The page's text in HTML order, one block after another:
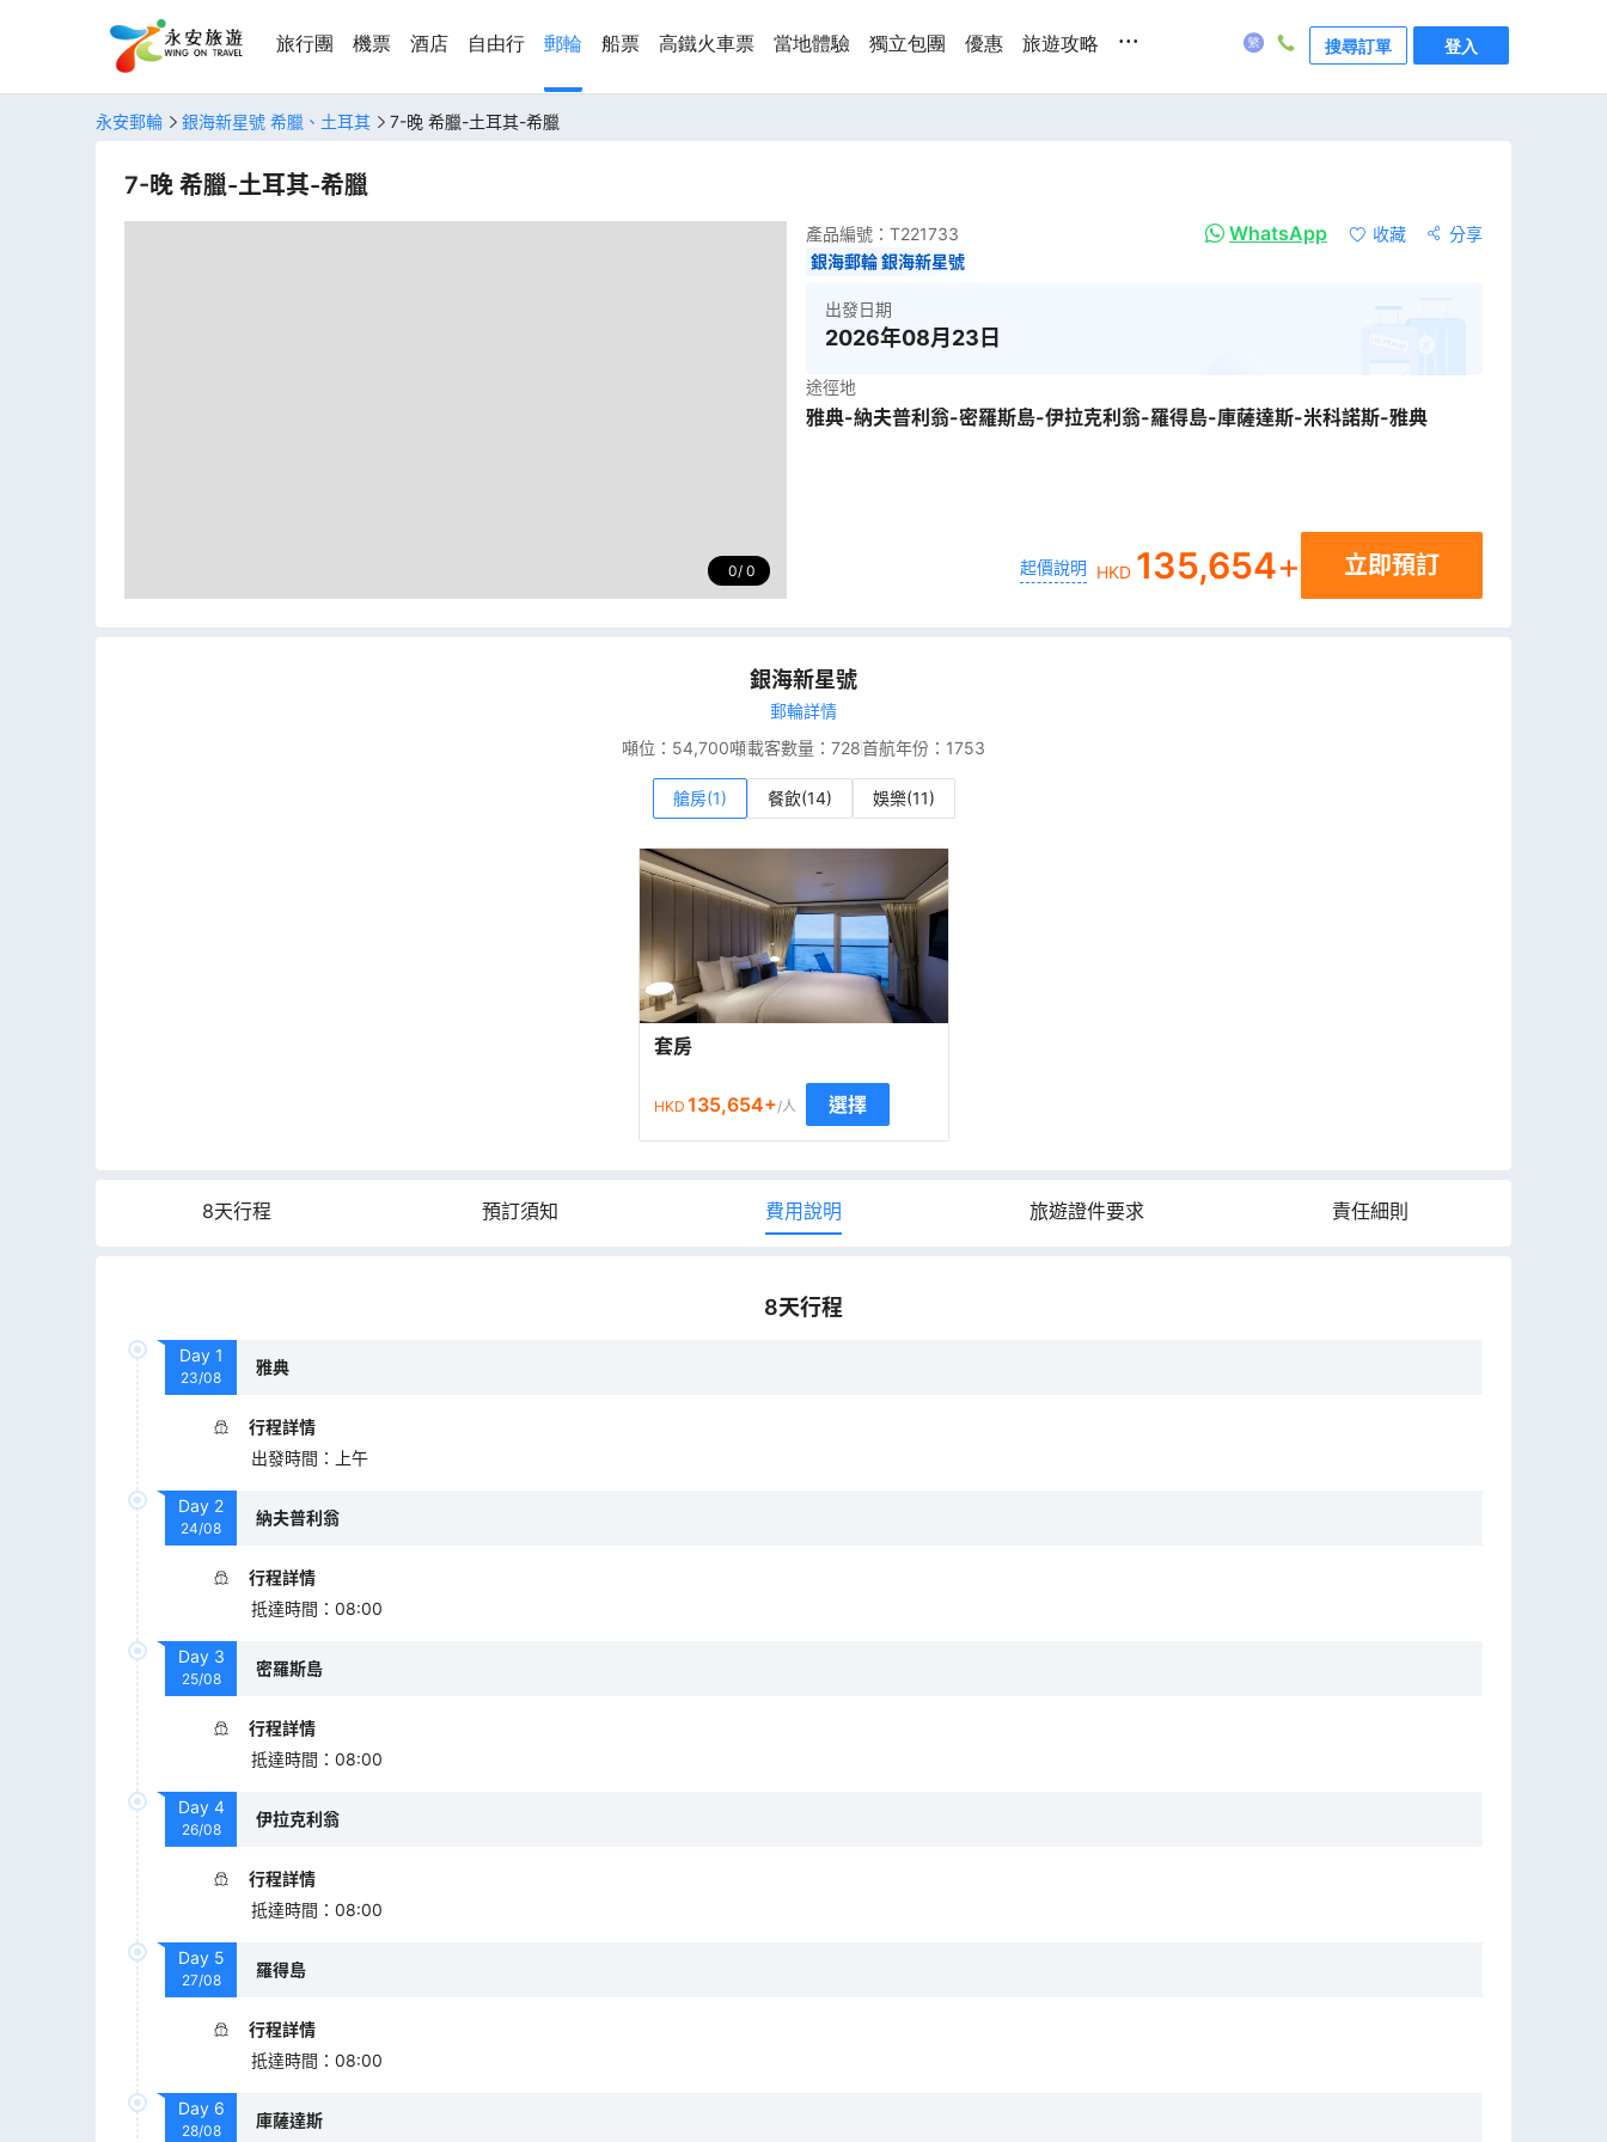
旅行團 機票 酒店 自由行 郵輪 船票 高鐵火車票 當地體驗 獨立包團 優惠 旅遊攻略 ... 搜尋訂單 登入
永安郵輪 銀海新星號 希臘、土耳其 7-晚 希臘-土耳其-希臘
7-晚 希臘-土耳其-希臘
0 0
產品編號：T221733 WhatsApp 收藏
分享
銀海郵輪 銀海新星號
出發日期
2026年08月23日
途徑地
雅典-納夫普利翁-密羅斯島-伊拉克利翁-羅得島-庫薩達斯-米科諾斯-雅典
起價說明 HKD 135,654+ 立即預訂
銀海新星號
郵輪詳情
噸位： 54,700噸載客數量： 728首航年份： 1753
艙房(1) 餐飲(14) 娛樂(11)
套房
HKD 135,654+/人 選擇
8天行程 預訂須知 費用說明 旅遊證件要求 責任細則
8天行程
Day 1
23/08
雅典
行程詳情
出發時間 ： 上午
Day 2
24/08
納夫普利翁
行程詳情
抵達時間 ： 08:00
Day 3
25/08
密羅斯島
行程詳情
抵達時間 ： 08:00
Day 4
26/08
伊拉克利翁
行程詳情
抵達時間 ： 08:00
Day 5
27/08
羅得島
行程詳情
抵達時間 ： 08:00
Day 6
28/08
庫薩達斯